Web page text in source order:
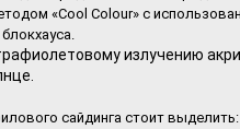
«Cool Colour» с
излучению
сайдинга стоит выделить: